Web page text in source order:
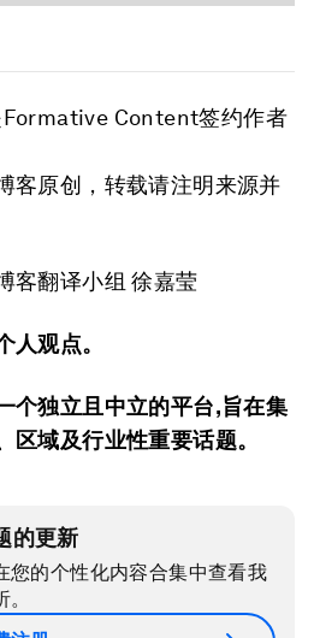
Formative Content签约作者
客原创，转载请注明来源并
客翻译小组 徐嘉莹
人观点。
个独立且中立的平台,旨在集
区域及行业性重要话题。
的更新
您的个性化内容合集中查看我